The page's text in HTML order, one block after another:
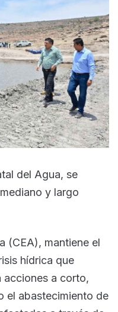
del Agua, se
y largo
(CEA), mantiene el
hídrica que
acciones a corto,
el abastecimiento de